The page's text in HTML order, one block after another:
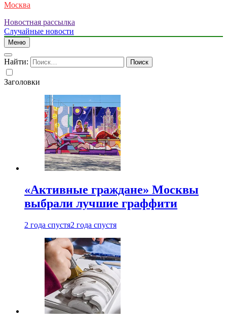
Москва
Новостная рассылка
Случайные новости
Меню
Найти:
Заголовки
«Активные граждане» Москвы
выбрали лучшие граффити
2 года спустя2 года спустя